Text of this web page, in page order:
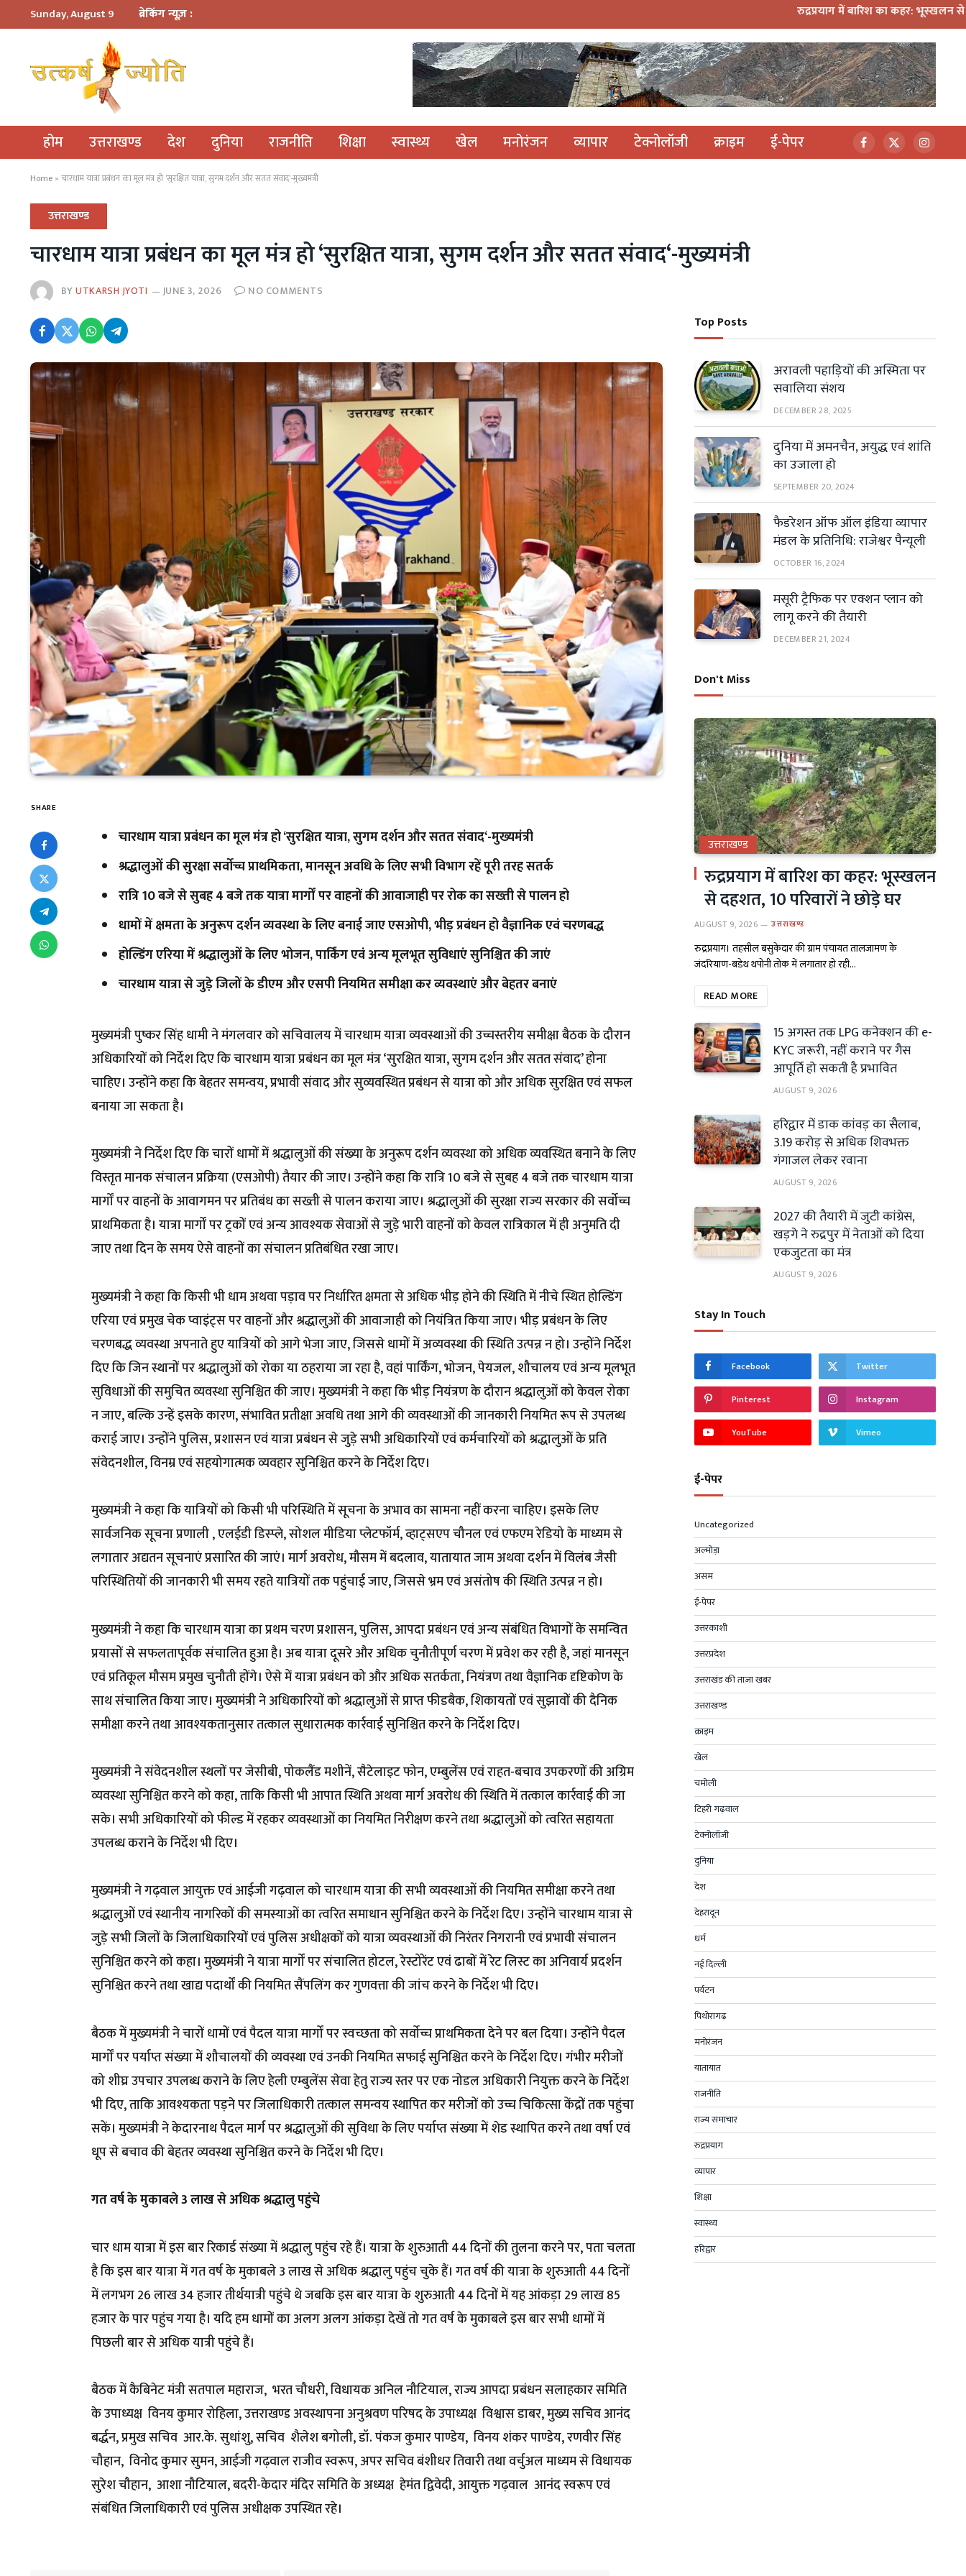
Sunday, August 9 ब्रेकिंग न्यूज़ : रुद्रप्रयाग में बारिश का कहर: भूस्खलन से दहशत, 10 परिवारों
होम उत्तराखण्ड देश दुनिया राजनीति शिक्षा स्वास्थ्य खेल मनोरंजन व्यापार टेक्नोलॉजी क्राइम ई-पेपर Facebook
X
(Twitter)
Home » चारधाम यात्रा प्रबंधन का मूल मंत्र हो ‘सुरक्षित यात्रा, सुगम दर्शन और सतत संवाद‘-मुख्यमंत्री
उत्तराखण्ड
चारधाम यात्रा प्रबंधन का मूल मंत्र हो ‘सुरक्षित यात्रा, सुगम दर्शन और सतत संवाद‘-मुख्यमंत्री
BYUTKARSH JYOTI JUNE 3, 2026 NO COMMENTS
SHARE
चारधाम यात्रा प्रबंधन का मूल मंत्र हो ‘सुरक्षित यात्रा, सुगम दर्शन और सतत संवाद‘-मुख्यमंत्री
श्रद्धालुओं की सुरक्षा सर्वाेच्च प्राथमिकता, मानसून अवधि के लिए सभी विभाग रहें पूरी तरह सतर्क
रात्रि 10 बजे से सुबह 4 बजे तक यात्रा मार्गों पर वाहनों की आवाजाही पर रोक का सख्ती से पालन हो
धामों में क्षमता के अनुरूप दर्शन व्यवस्था के लिए बनाई जाए एसओपी, भीड़ प्रबंधन हो वैज्ञानिक एवं चरणबद्ध
होल्डिंग एरिया में श्रद्धालुओं के लिए भोजन, पार्किंग एवं अन्य मूलभूत सुविधाएं सुनिश्चित की जाएं
चारधाम यात्रा से जुड़े जिलों के डीएम और एसपी नियमित समीक्षा कर व्यवस्थाएं और बेहतर बनाएं
मुख्यमंत्री पुष्कर सिंह धामी ने मंगलवार को सचिवालय में चारधाम यात्रा व्यवस्थाओं की उच्चस्तरीय समीक्षा बैठक के दौरान
अधिकारियों को निर्देश दिए कि चारधाम यात्रा प्रबंधन का मूल मंत्र ‘सुरक्षित यात्रा, सुगम दर्शन और सतत संवाद’ होना
चाहिए। उन्होंने कहा कि बेहतर समन्वय, प्रभावी संवाद और सुव्यवस्थित प्रबंधन से यात्रा को और अधिक सुरक्षित एवं सफल
बनाया जा सकता है।
मुख्यमंत्री ने निर्देश दिए कि चारों धामों में श्रद्धालुओं की संख्या के अनुरूप दर्शन व्यवस्था को अधिक व्यवस्थित बनाने के लिए
विस्तृत मानक संचालन प्रक्रिया (एसओपी) तैयार की जाए। उन्होंने कहा कि रात्रि 10 बजे से सुबह 4 बजे तक चारधाम यात्रा
मार्गों पर वाहनों के आवागमन पर प्रतिबंध का सख्ती से पालन कराया जाए। श्रद्धालुओं की सुरक्षा राज्य सरकार की सर्वाेच्च
प्राथमिकता है। यात्रा मार्गों पर ट्रकों एवं अन्य आवश्यक सेवाओं से जुड़े भारी वाहनों को केवल रात्रिकाल में ही अनुमति दी
जाए तथा दिन के समय ऐसे वाहनों का संचालन प्रतिबंधित रखा जाए।
मुख्यमंत्री ने कहा कि किसी भी धाम अथवा पड़ाव पर निर्धारित क्षमता से अधिक भीड़ होने की स्थिति में नीचे स्थित होल्डिंग
एरिया एवं प्रमुख चेक प्वाइंट्स पर वाहनों और श्रद्धालुओं की आवाजाही को नियंत्रित किया जाए। भीड़ प्रबंधन के लिए
चरणबद्ध व्यवस्था अपनाते हुए यात्रियों को आगे भेजा जाए, जिससे धामों में अव्यवस्था की स्थिति उत्पन्न न हो। उन्होंने निर्देश
दिए कि जिन स्थानों पर श्रद्धालुओं को रोका या ठहराया जा रहा है, वहां पार्किंग, भोजन, पेयजल, शौचालय एवं अन्य मूलभूत
सुविधाओं की समुचित व्यवस्था सुनिश्चित की जाए। मुख्यमंत्री ने कहा कि भीड़ नियंत्रण के दौरान श्रद्धालुओं को केवल रोका
न जाए, बल्कि उन्हें इसके कारण, संभावित प्रतीक्षा अवधि तथा आगे की व्यवस्थाओं की जानकारी नियमित रूप से उपलब्ध
कराई जाए। उन्होंने पुलिस, प्रशासन एवं यात्रा प्रबंधन से जुड़े सभी अधिकारियों एवं कर्मचारियों को श्रद्धालुओं के प्रति
संवेदनशील, विनम्र एवं सहयोगात्मक व्यवहार सुनिश्चित करने के निर्देश दिए।
मुख्यमंत्री ने कहा कि यात्रियों को किसी भी परिस्थिति में सूचना के अभाव का सामना नहीं करना चाहिए। इसके लिए
सार्वजनिक सूचना प्रणाली , एलईडी डिस्प्ले, सोशल मीडिया प्लेटफॉर्म, व्हाट्सएप चौनल एवं एफएम रेडियो के माध्यम से
लगातार अद्यतन सूचनाएं प्रसारित की जाएं। मार्ग अवरोध, मौसम में बदलाव, यातायात जाम अथवा दर्शन में विलंब जैसी
परिस्थितियों की जानकारी भी समय रहते यात्रियों तक पहुंचाई जाए, जिससे भ्रम एवं असंतोष की स्थिति उत्पन्न न हो।
मुख्यमंत्री ने कहा कि चारधाम यात्रा का प्रथम चरण प्रशासन, पुलिस, आपदा प्रबंधन एवं अन्य संबंधित विभागों के समन्वित
प्रयासों से सफलतापूर्वक संचालित हुआ है। अब यात्रा दूसरे और अधिक चुनौतीपूर्ण चरण में प्रवेश कर रही है, जहां मानसून
एवं प्रतिकूल मौसम प्रमुख चुनौती होंगे। ऐसे में यात्रा प्रबंधन को और अधिक सतर्कता, नियंत्रण तथा वैज्ञानिक दृष्टिकोण के
साथ संचालित किया जाए। मुख्यमंत्री ने अधिकारियों को श्रद्धालुओं से प्राप्त फीडबैक, शिकायतों एवं सुझावों की दैनिक
समीक्षा करने तथा आवश्यकतानुसार तत्काल सुधारात्मक कार्रवाई सुनिश्चित करने के निर्देश दिए।
मुख्यमंत्री ने संवेदनशील स्थलों पर जेसीबी, पोकलैंड मशीनें, सैटेलाइट फोन, एम्बुलेंस एवं राहत-बचाव उपकरणों की अग्रिम
व्यवस्था सुनिश्चित करने को कहा, ताकि किसी भी आपात स्थिति अथवा मार्ग अवरोध की स्थिति में तत्काल कार्रवाई की जा
सके। सभी अधिकारियों को फील्ड में रहकर व्यवस्थाओं का नियमित निरीक्षण करने तथा श्रद्धालुओं को त्वरित सहायता
उपलब्ध कराने के निर्देश भी दिए।
मुख्यमंत्री ने गढ़वाल आयुक्त एवं आईजी गढ़वाल को चारधाम यात्रा की सभी व्यवस्थाओं की नियमित समीक्षा करने तथा
श्रद्धालुओं एवं स्थानीय नागरिकों की समस्याओं का त्वरित समाधान सुनिश्चित करने के निर्देश दिए। उन्होंने चारधाम यात्रा से
जुड़े सभी जिलों के जिलाधिकारियों एवं पुलिस अधीक्षकों को यात्रा व्यवस्थाओं की निरंतर निगरानी एवं प्रभावी संचालन
सुनिश्चित करने को कहा। मुख्यमंत्री ने यात्रा मार्गों पर संचालित होटल, रेस्टोरेंट एवं ढाबों में रेट लिस्ट का अनिवार्य प्रदर्शन
सुनिश्चित करने तथा खाद्य पदार्थों की नियमित सैंपलिंग कर गुणवत्ता की जांच करने के निर्देश भी दिए।
बैठक में मुख्यमंत्री ने चारों धामों एवं पैदल यात्रा मार्गों पर स्वच्छता को सर्वाेच्च प्राथमिकता देने पर बल दिया। उन्होंने पैदल
मार्गों पर पर्याप्त संख्या में शौचालयों की व्यवस्था एवं उनकी नियमित सफाई सुनिश्चित करने के निर्देश दिए। गंभीर मरीजों
को शीघ्र उपचार उपलब्ध कराने के लिए हेली एम्बुलेंस सेवा हेतु राज्य स्तर पर एक नोडल अधिकारी नियुक्त करने के निर्देश
भी दिए, ताकि आवश्यकता पड़ने पर जिलाधिकारी तत्काल समन्वय स्थापित कर मरीजों को उच्च चिकित्सा केंद्रों तक पहुंचा
सकें। मुख्यमंत्री ने केदारनाथ पैदल मार्ग पर श्रद्धालुओं की सुविधा के लिए पर्याप्त संख्या में शेड स्थापित करने तथा वर्षा एवं
धूप से बचाव की बेहतर व्यवस्था सुनिश्चित करने के निर्देश भी दिए।
गत वर्ष के मुकाबले 3 लाख से अधिक श्रद्धालु पहुंचे
चार धाम यात्रा में इस बार रिकार्ड संख्या में श्रद्धालु पहुंच रहे हैं। यात्रा के शुरुआती 44 दिनों की तुलना करने पर, पता चलता
है कि इस बार यात्रा में गत वर्ष के मुकाबले 3 लाख से अधिक श्रद्धालु पहुंच चुके हैं। गत वर्ष की यात्रा के शुरुआती 44 दिनों
में लगभग 26 लाख 34 हजार तीर्थयात्री पहुंचे थे जबकि इस बार यात्रा के शुरुआती 44 दिनों में यह आंकड़ा 29 लाख 85
हजार के पार पहुंच गया है। यदि हम धामों का अलग अलग आंकड़ा देखें तो गत वर्ष के मुकाबले इस बार सभी धामों में
पिछली बार से अधिक यात्री पहुंचे हैं।
बैठक में कैबिनेट मंत्री सतपाल महाराज, भरत चौधरी, विधायक अनिल नौटियाल, राज्य आपदा प्रबंधन सलाहकार समिति
के उपाध्यक्ष विनय कुमार रोहिला, उत्तराखण्ड अवस्थापना अनुश्रवण परिषद के उपाध्यक्ष विश्वास डाबर, मुख्य सचिव आनंद
बर्द्धन, प्रमुख सचिव आर.के. सुधांशु, सचिव शैलेश बगोली, डॉ. पंकज कुमार पाण्डेय, विनय शंकर पाण्डेय, रणवीर सिंह
चौहान, विनोद कुमार सुमन, आईजी गढ़वाल राजीव स्वरूप, अपर सचिव बंशीधर तिवारी तथा वर्चुअल माध्यम से विधायक
सुरेश चौहान, आशा नौटियाल, बदरी-केदार मंदिर समिति के अध्यक्ष हेमंत द्विवेदी, आयुक्त गढ़वाल आनंद स्वरूप एवं
संबंधित जिलाधिकारी एवं पुलिस अधीक्षक उपस्थित रहे।
Top Posts
अरावली पहाड़ियों की अस्मिता पर
सवालिया संशय
DECEMBER 28, 2025
दुनिया में अमनचैन, अयुद्ध एवं शांति
का उजाला हो
SEPTEMBER 20, 2024
फैडरेशन ऑफ ऑल इंडिया व्यापार
मंडल के प्रतिनिधि: राजेश्वर पैन्यूली
OCTOBER 16, 2024
मसूरी ट्रैफिक पर एक्शन प्लान को
लागू करने की तैयारी
DECEMBER 21, 2024
Don't Miss
उत्तराखण्ड
रुद्रप्रयाग में बारिश का कहर: भूस्खलन
से दहशत, 10 परिवारों ने छोड़े घर
AUGUST 9, 2026 उत्तराखण्ड
रुद्रप्रयाग। तहसील बसुकेदार की ग्राम पंचायत तालजामण के
जंदरियाण-बडेथ थपोनी तोक में लगातार हो रही…
READ MORE
15 अगस्त तक LPG कनेक्शन की e-
KYC जरूरी, नहीं कराने पर गैस
आपूर्ति हो सकती है प्रभावित
AUGUST 9, 2026
हरिद्वार में डाक कांवड़ का सैलाब,
3.19 करोड़ से अधिक शिवभक्त
गंगाजल लेकर रवाना
AUGUST 9, 2026
2027 की तैयारी में जुटी कांग्रेस,
खड़गे ने रुद्रपुर में नेताओं को दिया
एकजुटता का मंत्र
AUGUST 9, 2026
Stay In Touch
Facebook Twitter
Pinterest Instagram
YouTube Vimeo
ई-पेपर
Uncategorized
अल्मोड़ा
असम
ई-पेपर
उत्तरकाशी
उत्तरप्रदेश
उत्तराखंड की ताज़ा खबर
उत्तराखण्ड
क्राइम
खेल
चमोली
टिहरी गढ़वाल
टेक्नोलॉजी
दुनिया
देश
देहरादून
धर्म
नई दिल्ली
पर्यटन
पिथोरागढ़
मनोरंजन
यातायात
राजनीति
राज्य समाचार
रुद्रप्रयाग
व्यापार
शिक्षा
स्वास्थ्य
हरिद्वार